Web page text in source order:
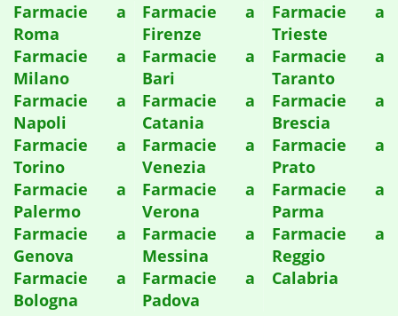
Farmacie a
Roma
Farmacie a
Milano
Farmacie a
Napoli
Farmacie a
Torino
Farmacie a
Palermo
Farmacie a
Genova
Farmacie a
Bologna
Farmacie a
Firenze
Farmacie a
Bari
Farmacie a
Catania
Farmacie a
Venezia
Farmacie a
Verona
Farmacie a
Messina
Farmacie a
Padova
Farmacie a
Trieste
Farmacie a
Taranto
Farmacie a
Brescia
Farmacie a
Prato
Farmacie a
Parma
Farmacie a
Reggio
Calabria